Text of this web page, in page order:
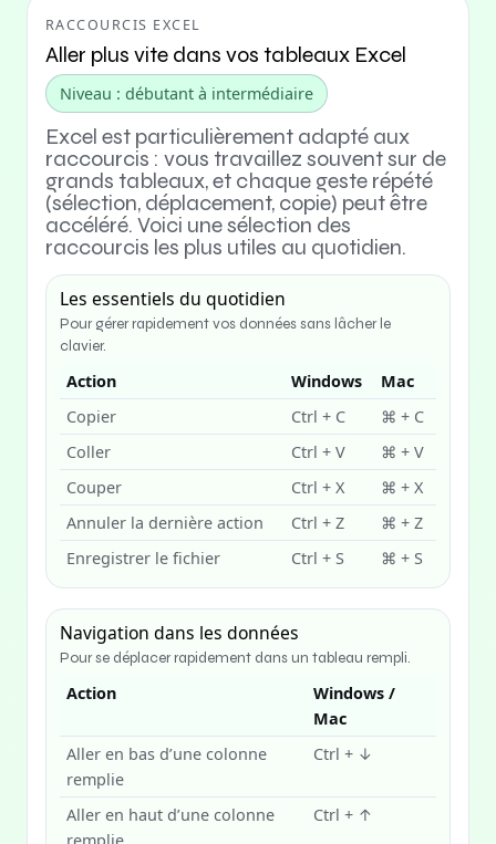
RACCOURCIS EXCEL
Aller plus vite dans vos tableaux Excel
Niveau : débutant à intermédiaire
Excel est particulièrement adapté aux
raccourcis : vous travaillez souvent sur de
grands tableaux, et chaque geste répété
(sélection, déplacement, copie) peut être
accéléré. Voici une sélection des
raccourcis les plus utiles au quotidien.
Les essentiels du quotidien
Pour gérer rapidement vos données sans lâcher le
clavier.
Action Windows
Mac
Copier
Ctrl + C
⌘ + C
Coller
Ctrl + V
⌘ + V
Couper
Ctrl + X
⌘ + X
Annuler la dernière action
Ctrl + Z
⌘ + Z
Enregistrer le fichier
Ctrl + S ⌘ + S
Navigation dans les données
Pour se déplacer rapidement dans un tableau rempli.
Action
Windows /
Mac
Aller en bas d’une colonne
remplie
Ctrl + ↓
Aller en haut d’une colonne
Ctrl + ↑